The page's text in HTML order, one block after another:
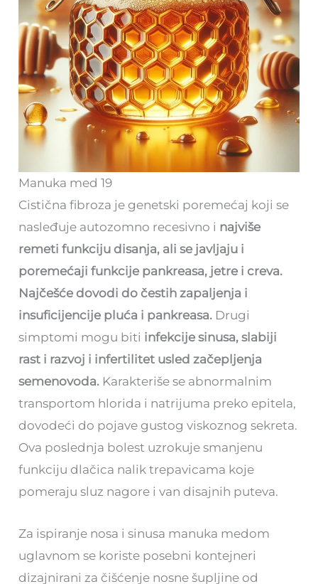
Manuka med 19
Cistična fibroza je genetski poremećaj koji se
nasleđuje autozomno recesivno i najviše
remeti funkciju disanja, ali se javljaju i
poremećaji funkcije pankreasa, jetre i creva.
Najčešće dovodi do čestih zapaljenja i
insuficijencije pluća i pankreasa. Drugi
simptomi mogu biti infekcije sinusa, slabiji
rast i razvoj i infertilitet usled začepljenja
semenovoda. Karakteriše se abnormalnim
transportom hlorida i natrijuma preko epitela,
dovodeći do pojave gustog viskoznog sekreta.
Ova poslednja bolest uzrokuje smanjenu
funkciju dlačica nalik trepavicama koje
pomeraju sluz nagore i van disajnih puteva.
Za ispiranje nosa i sinusa manuka medom
uglavnom se koriste posebni kontejneri
dizajnirani za čišćenje nosne šupljine od